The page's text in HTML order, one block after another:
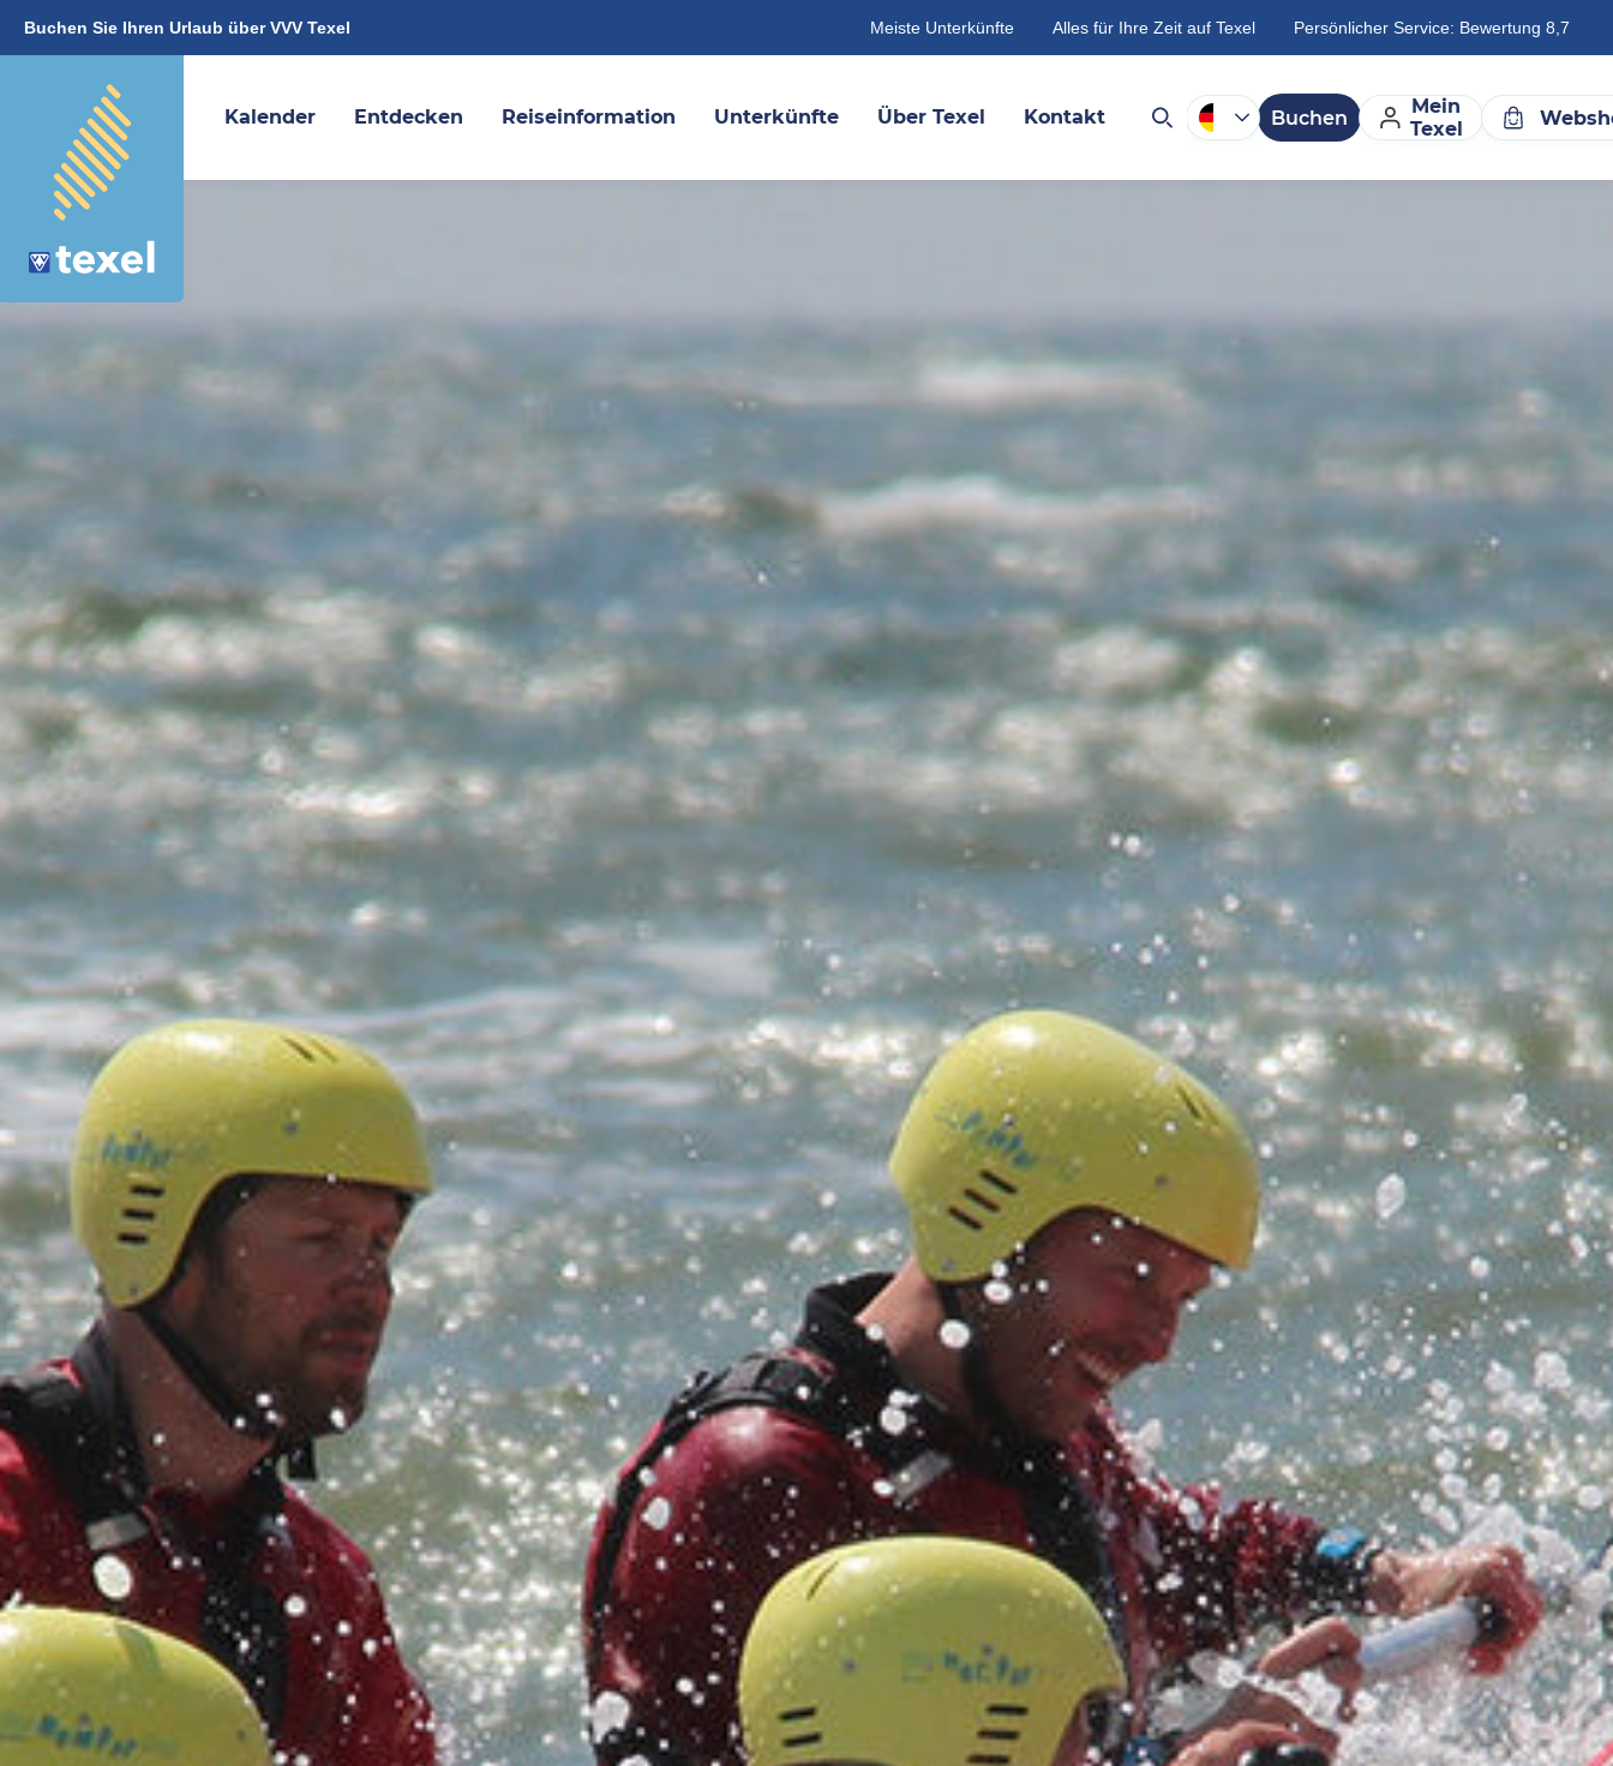
Buchen Sie Ihren Urlaub über VVV Texel Meiste Unterkünfte Alles für Ihre Zeit auf Texel Persönlicher Service: Bewertung 8,7
Kalender Entdecken Reiseinformation Unterkünfte Über Texel Kontakt Buchen
Mein
Texel